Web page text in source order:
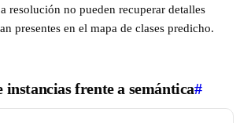
resolución no pueden recuperar detalles
presentes en el mapa de clases predicho.
instancias frente a semántica#